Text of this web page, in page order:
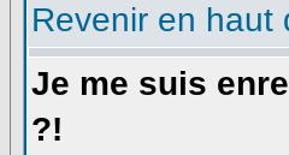
Revenir en haut
Je me suis
?!